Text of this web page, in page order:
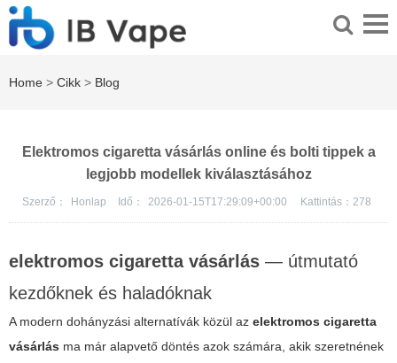
Home > Cikk > Blog
Elektromos cigaretta vásárlás online és bolti tippek a
legjobb modellek kiválasztásához
Szerző： Honlap Idő： 2026-01-15T17:29:09+00:00 Kattintás： 278
elektromos cigaretta vásárlás — útmutató
kezdőknek és haladóknak
A modern dohányzási alternatívák közül az elektromos cigaretta
vásárlás ma már alapvető döntés azok számára, akik szeretnének